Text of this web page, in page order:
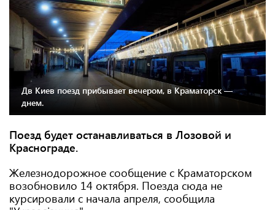
Дв Киев поезд прибывает вечером, в Краматорск —
днем.
Поезд будет останавливаться в Лозовой и
Краснограде.
Железнодорожное сообщение с Краматорском
возобновило 14 октября. Поезда сюда не
курсировали с начала апреля, сообщила